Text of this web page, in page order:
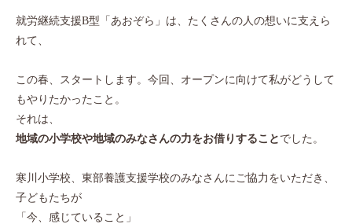
就労継続支援B型「あおぞら」は、たくさんの人の想いに支えら
れて、
この春、スタートします。今回、オープンに向けて私がどうして
もやりたかったこと。
それは、
地域の小学校や地域のみなさんの力をお借りすること でした。
寒川小学校、東部養護支援学校のみなさんにご協力をいただき、
子どもたちが
「今、感じていること」